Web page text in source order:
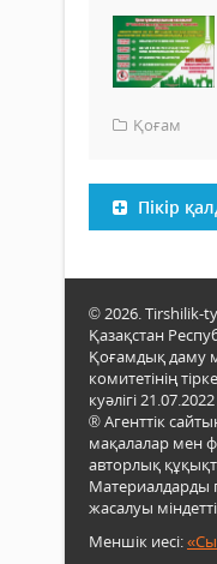
Қоғам
Пікір
© 2026. Tirshilik-
Қазақстан
Қоғамдық даму
комитетінің
куәлігі
® Агенттік
мақалалар мен
авторлық
Материалдарды
жасалуы
Меншік иесі: